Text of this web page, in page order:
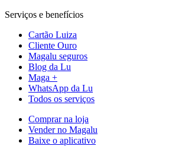
Serviços e benefícios
Cartão Luiza
Cliente Ouro
Magalu seguros
Blog da Lu
Maga +
WhatsApp da Lu
Todos os serviços
Comprar na loja
Vender no Magalu
Baixe o aplicativo